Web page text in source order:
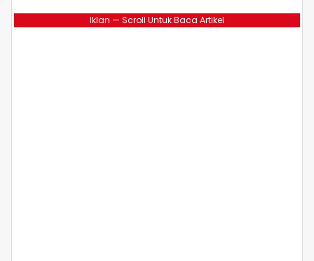
Iklan — Scroll Untuk Baca Artikel